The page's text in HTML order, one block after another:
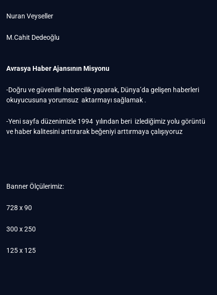
Nuran Veyseller
M.Cahit Dedeoğlu
Avrasya Haber Ajansının Misyonu
-Doğru ve güvenilir habercilik yaparak, Dünya’da gelişen haberleri
okuyucusuna yorumsuz aktarmayı sağlamak .
-Yeni sayfa düzenimizle 1994 yılından beri izlediğimiz yolu görüntü
ve haber kalitesini arttırarak beğeniyi arttırmaya çalışıyoruz
Banner Ölçülerimiz:
728 x 90
300 x 250
125 x 125